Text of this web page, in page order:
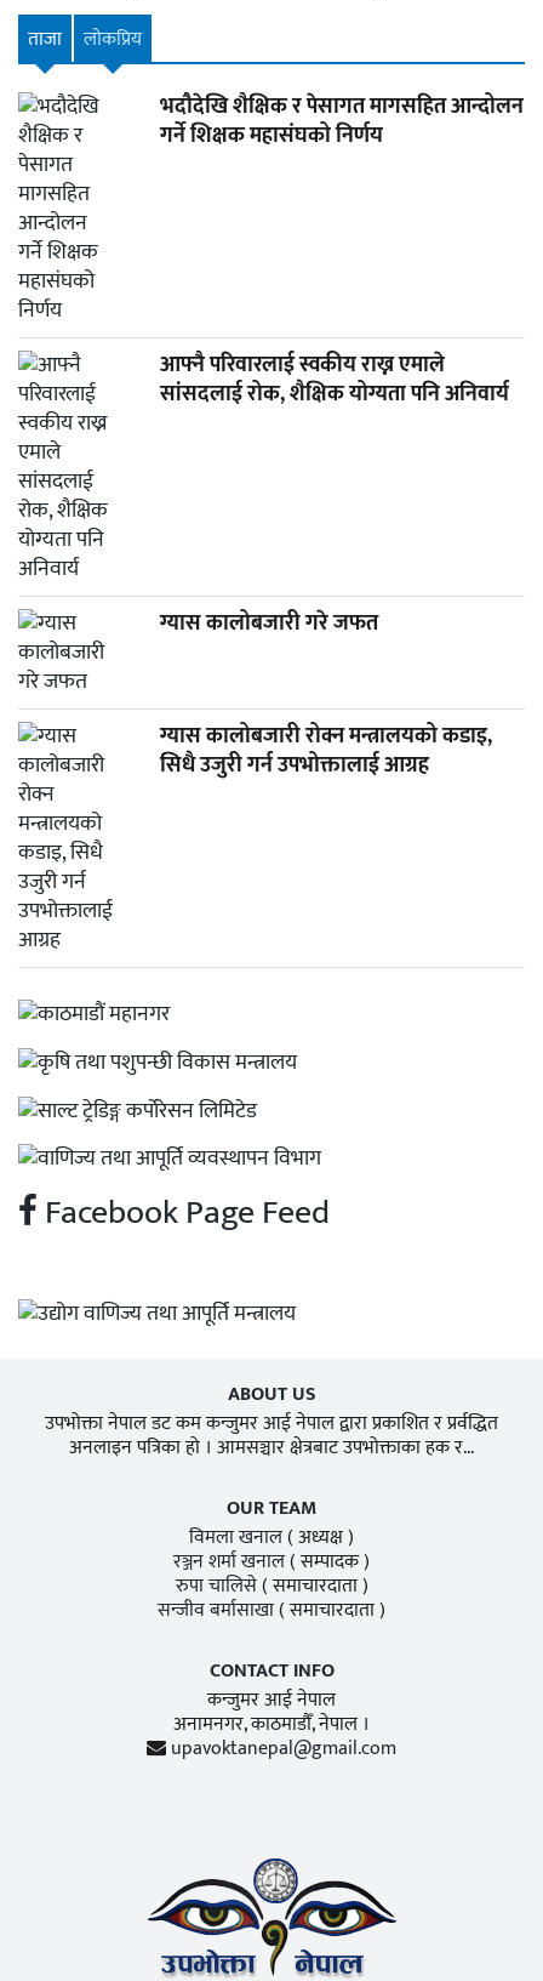
ताजा लाेकप्रिय
भदौदेखि शैक्षिक र पेसागत मागसहित आन्दोलन
गर्ने शिक्षक महासंघको निर्णय
आफ्नै परिवारलाई स्वकीय राख्न एमाले
सांसदलाई रोक, शैक्षिक योग्यता पनि अनिवार्य
ग्यास कालोबजारी गरे जफत
ग्यास कालोबजारी रोक्न मन्त्रालयको कडाइ,
सिधै उजुरी गर्न उपभोक्तालाई आग्रह
Facebook Page Feed
ABOUT US
उपभोक्ता नेपाल डट कम कन्जुमर आई नेपाल द्वारा प्रकाशित र प्रर्वद्धित
अनलाइन पत्रिका हो । आमसञ्चार क्षेत्रबाट उपभोक्ताका हक र...
OUR TEAM
विमला खनाल( अध्यक्ष )
रञ्जन शर्मा खनाल( सम्पादक )
रुपा चालिसे( समाचारदाता )
सन्जीव बर्मासाखा( समाचारदाता )
CONTACT INFO
कन्जुमर आई नेपाल
अनामनगर, काठमाडाैँ, नेपाल ।
upavoktanepal@gmail.com